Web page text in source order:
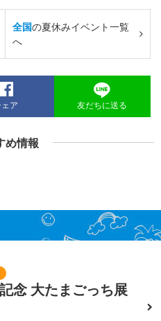
全国の夏休みイベント一覧
へ
ア 友だちに送る
め情報
念 大たまごっち展